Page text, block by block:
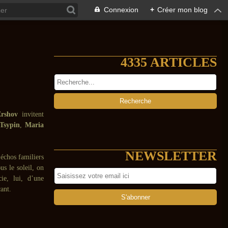
Connexion + Créer mon blog
invitent
,Maria
familiers
le soleil, on
lui, d’une
4335 ARTICLES
NEWSLETTER